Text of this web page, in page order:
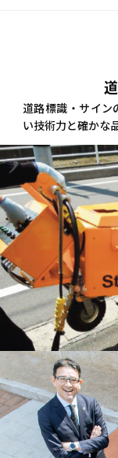
道路標識・サイン
い技術力と確かな